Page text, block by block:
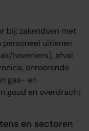
bij: zakendoen met
personeel uitlenen
hoveniers), afval
onroerende
gas- en
goud en overdracht
en sectoren